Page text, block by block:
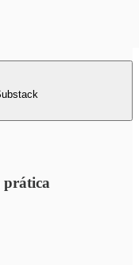
prática